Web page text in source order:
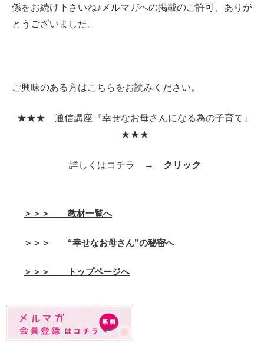
係をお続け下さいね♪メルマガへの掲載のご許可、ありが
とうございました。
ご興味のある方はこちらをお読みください。
★★★ 通信講座『幸せなお母さんになる為の子育て』
★★★
詳しくはコチラ → クリック
＞＞＞ 教材一覧へ
＞＞＞ “幸せなお母さん”の秘密へ
＞＞＞ トップページへ